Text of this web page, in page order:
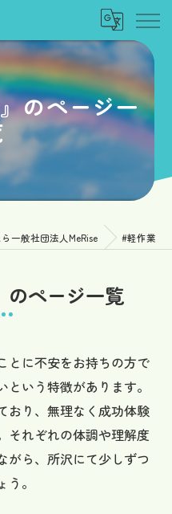
のページ一
一般社団法人MeRise #軽作業
のページ一覧
とに不安をお持ちの方で
いう特徴があります。
おり、無理なく成功体験
それぞれの体調や理解度
がら、所沢にて少しずつ
。